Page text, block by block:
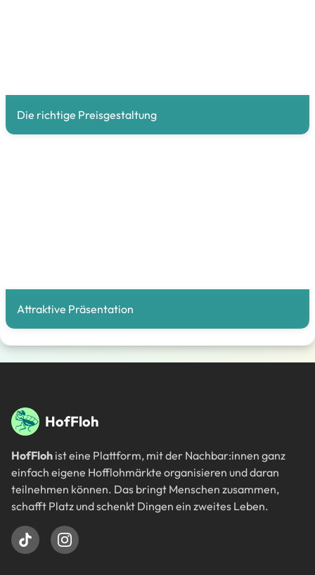
Die richtige Preisgestaltung
Attraktive Präsentation
FußbereichHofFloh
HofFloh ist eine Plattform, mit der Nachbar:innen ganz
einfach eigene Hofflohmärkte organisieren und daran
teilnehmen können. Das bringt Menschen zusammen,
schafft Platz und schenkt Dingen ein zweites Leben.